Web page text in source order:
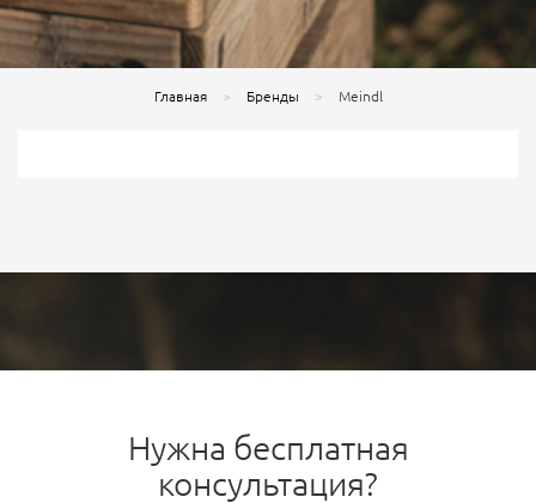
Главная Бренды Meindl
Нужна бесплатная
консультация?